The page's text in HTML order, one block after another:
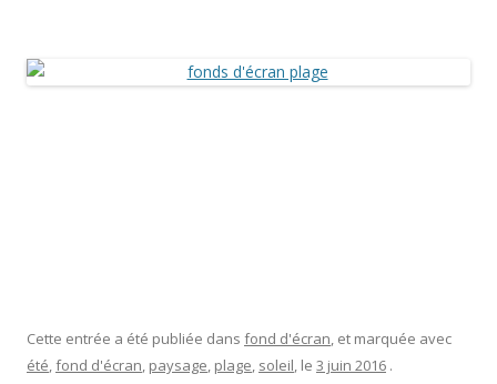
Cette entrée a été publiée dans fond d'écran, et marquée avec
été,fond d'écran, paysage, plage, soleil, le 3 juin 2016 .